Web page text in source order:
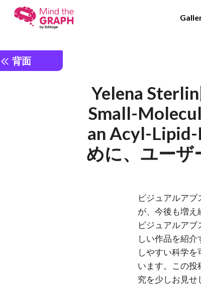
背面
Yelena
Small-
an Acyl-
めに、ユーザ
ビジュアルア
が、今後も増え
ビジュアルア
しい作品を紹
しやすい科学
います。この投
究を少しお見せ